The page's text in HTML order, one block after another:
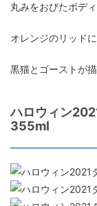
丸みをおびたボデ
オレンジのリッド
黒猫とゴーストが
ハロウィン
355ml